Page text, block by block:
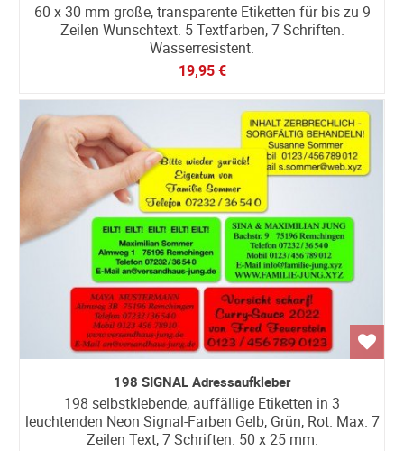
60 x 30 mm große, transparente Etiketten für bis zu 9
Zeilen Wunschtext. 5 Textfarben, 7 Schriften.
Wasserresistent.
19,95 €
198 SIGNAL Adressaufkleber
198 selbstklebende, auffällige Etiketten in 3
leuchtenden Neon Signal-Farben Gelb, Grün, Rot. Max. 7
Zeilen Text, 7 Schriften. 50 x 25 mm.